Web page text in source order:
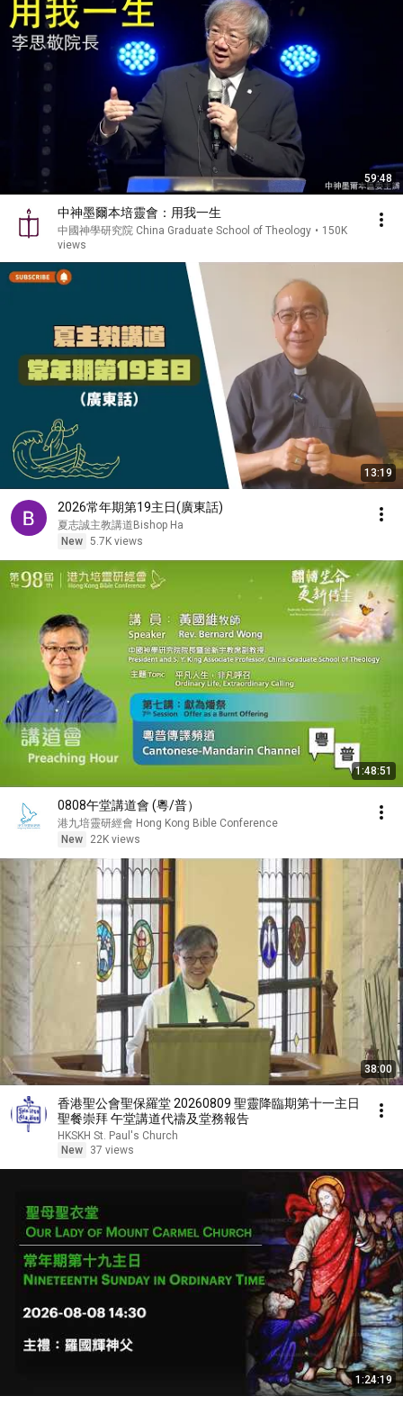
59:48
中神墨爾本培靈會：用我一生
中國神學研究院 China Graduate School of Theology • 150K
views
13:19
2026常年期第19主日(廣東話)
夏志誠主教講道Bishop Ha
New 5.7K views
1:48:51
0808午堂講道會 (粵/普）
港九培靈研經會 Hong Kong Bible Conference
New
22K views
38:00
香港聖公會聖保羅堂 20260809 聖靈降臨期第十一主日
聖餐崇拜 午堂講道代禱及堂務報告
HKSKH St. Paul's Church
New
37 views
1:24:19